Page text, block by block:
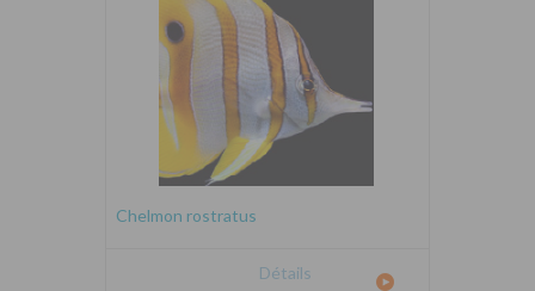
Chelmon rostratus
Détails